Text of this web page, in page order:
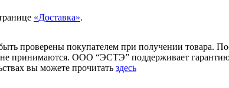
«Доставка».
проверены покупателем при получении товара.
не принимаются. ООО “ЭСТЭ” поддерживает
вы можете прочитать здесь